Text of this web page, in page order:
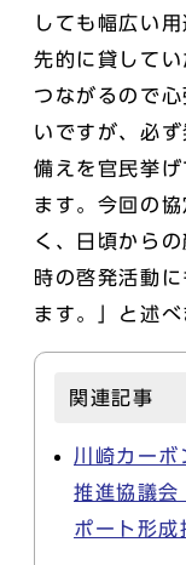
しても幅広い
先的に貸して
つながるので
いですが、必
備えを官民挙
ます。今回の
く、日頃から
時の啓発活動
ます。」と述べ
関連記事
川崎カーボ
推進協議会
ポート形成